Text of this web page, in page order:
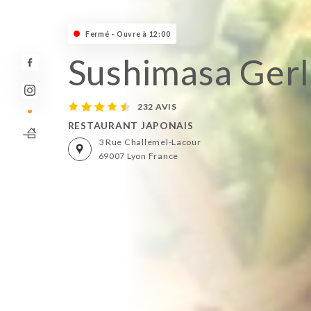
Fermé - Ouvre à 12:00
Sushimasa
232 AVIS
RESTAURANT JAPONAIS
3 Rue Challemel-Lacour
69007 Lyon France